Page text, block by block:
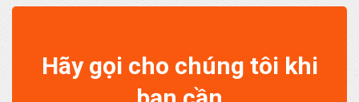
Hãy gọi cho chúng tôi khi